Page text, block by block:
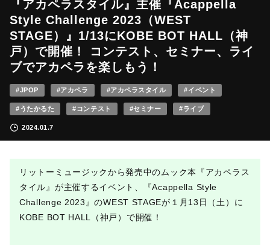
『アカペラスタイル』主催『Acappella
Style Challenge 2023（WEST
STAGE）』1/13にKOBE BOT HALL（神
戸）で開催！ コンテスト、セミナー、ライ
ブでアカペラを楽しもう！
#JPOP #アカペラ #アカペラスタイル #イベント
#うたかるた #コンテスト #セミナー #ライブ
2024.01.7
リットーミュージックから発売中のムック本『アカペラス
タイル』が主催するイベント、『Acappella Style
Challenge 2023』のWEST STAGEが１月13日（土）に
KOBE BOT HALL（神戸）で開催！